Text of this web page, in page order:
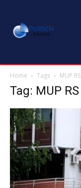
Home Tags MUP RS
Tag: MUP RS